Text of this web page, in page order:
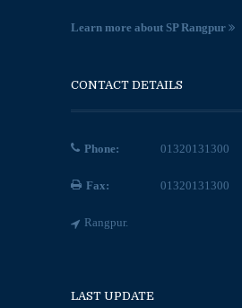
Learn more about SP Rangpur
CONTACT DETAILS
Phone: 01320131300
Fax: 01320131300
Rangpur.
LAST UPDATE